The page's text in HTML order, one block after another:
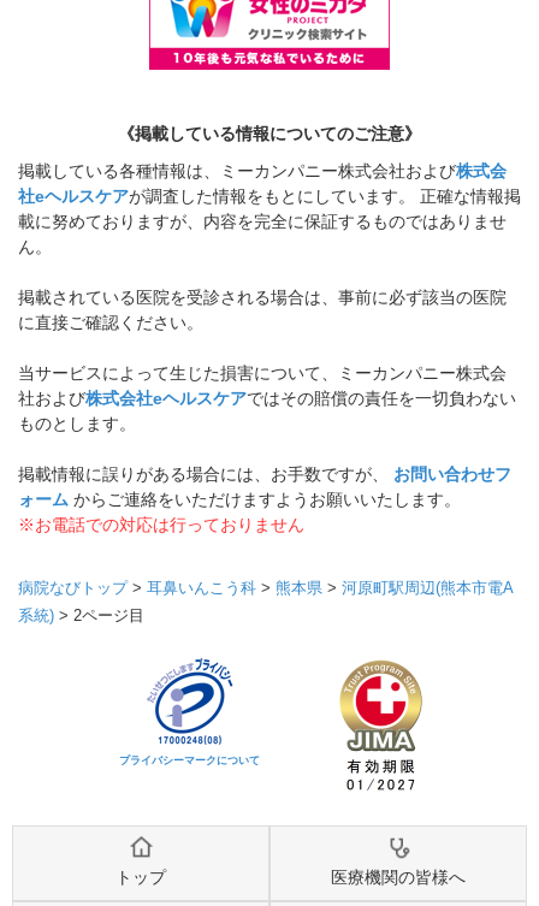
《掲載している情報についてのご注意》
掲載している各種情報は、ミーカンパニー株式会社および株式会
社eヘルスケアが調査した情報をもとにしています。 正確な情報掲
載に努めておりますが、内容を完全に保証するものではありませ
ん。
掲載されている医院を受診される場合は、事前に必ず該当の医院
に直接ご確認ください。
当サービスによって生じた損害について、ミーカンパニー株式会
社および株式会社eヘルスケアではその賠償の責任を一切負わない
ものとします。
掲載情報に誤りがある場合には、お手数ですが、 お問い合わせフ
ォーム からご連絡をいただけますようお願いいたします。
※お電話での対応は行っておりません
病院なびトップ> 耳鼻いんこう科 > 熊本県 > 河原町駅周辺(熊本市電A
系統) > 2ページ目
プライバシーマークについて
トップ 医療機関の皆様へ